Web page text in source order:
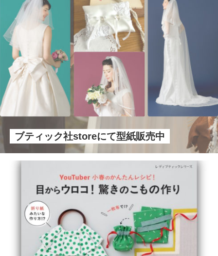
ブティック社storeにて型紙販売中